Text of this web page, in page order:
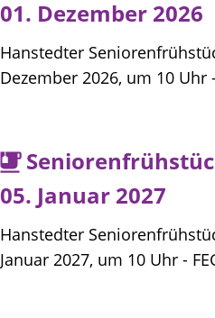
01. Dezember 2026
Hanstedter
Dezember 2026, um 10 Uhr
05. Januar 2027
Hanstedter
Januar 2027, um 10 Uhr -